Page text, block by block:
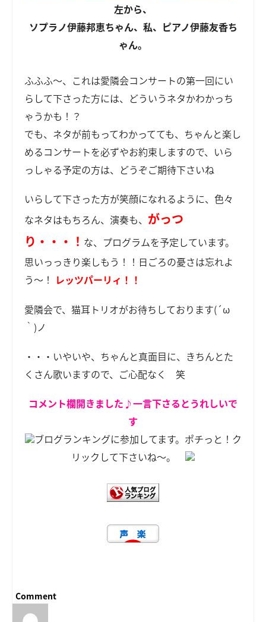
左から、
ソプラノ伊藤邦恵ちゃん、私、ピアノ伊藤友香ち
ゃん。
ふふふ～、これは愛隣会コンサートの第一回にい
らして下さった方には、どういうネタかわかっち
ゃうかも！？
でも、ネタが前もってわかってても、ちゃんと楽し
めるコンサートを必ずやお約束しますので、いら
っしゃる予定の方は、どうぞご期待下さいね
いらして下さった方が笑顔になれるように、色々
なネタはもちろん、演奏も、 がっつ
り・・・！ な、プログラムを予定しています。
思いっっきり楽しもう！！日ごろの憂さは忘れよ
う～！ レッツパーリィ！！
愛隣会で、猫耳トリオがお待ちしております(´ω
｀)ノ
・・・いやいや、ちゃんと真面目に、きちんとた
くさん歌いますので、ご心配なく 笑
コメント欄開きました♪一言下さるとうれしいで
す
ブログランキングに参加してます。ポチっと！ク
リックして下さいね～。
Comment